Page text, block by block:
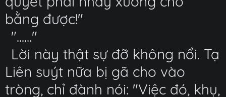
bằng được!"
"......"
Lời này thật sự đỡ không nổi. Tạ
Liên suýt nữa bị gã cho vào
tròng, chỉ đành nói: "Việc đó, khụ,